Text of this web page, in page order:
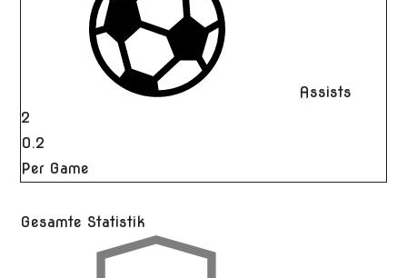
Assists
2
0.2
Per Game
Gesamte Statistik